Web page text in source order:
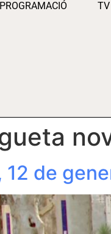
PROGRAMACIÓ TV
12 de